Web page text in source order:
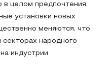
в целом предпочтения,
установки новых
меняются, что
народного
индустрии